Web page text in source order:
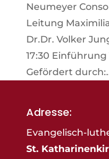
Neumeyer
Leitung
Dr.Dr. Volker
17:30
Gefördert
Adresse:
Evangelisch-
St.